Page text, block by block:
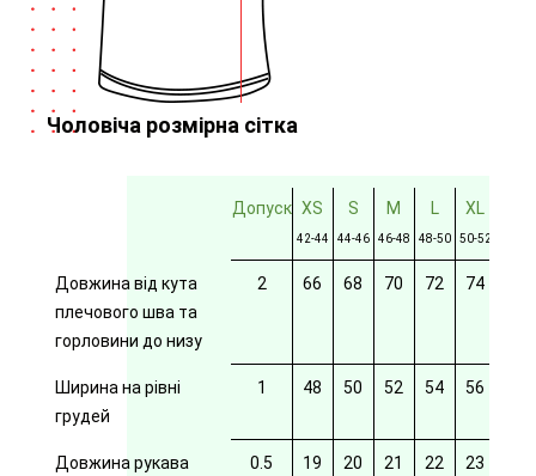
Чоловіча розмірна сітка
Допуск XS
42-44
S
44-46
M
46-48
L
48-50
XL
50-52
Довжина від кута
плечового шва та
горловини до низу
2 66 68 70 72 74
Ширина на рівні
грудей
1 48 50 52 54 56
Довжина рукава 0.5 19 20 21 22 23